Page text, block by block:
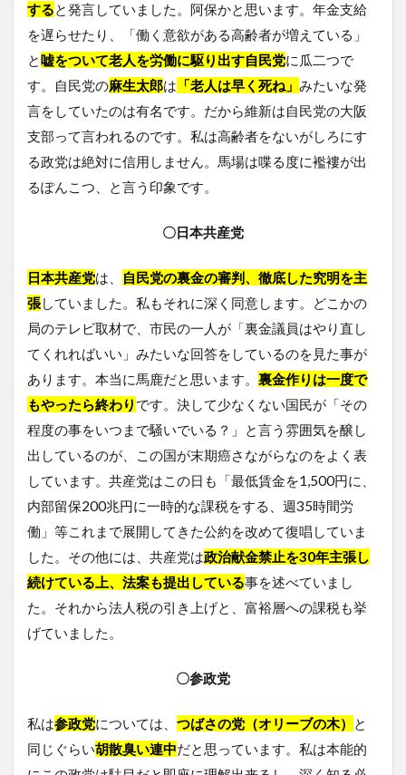
すると発言していました。阿保かと思います。年金支給
を遅らせたり、「働く意欲がある高齢者が増えている」
と嘘をついて老人を労働に駆り出す自民党に瓜二つで
す。自民党の麻生太郎は 「老人は早く死ね」 みたいな発
言をしていたのは有名です。だから維新は自民党の大阪
支部って言われるのです。私は高齢者をないがしろにす
る政党は絶対に信用しません。馬場は喋る度に襤褸が出
るぽんこつ、と言う印象です。
〇日本共産党
日本共産党は、
自民党の裏金の審判、徹底した究明を主
張していました。私もそれに深く同意します。どこかの
局のテレビ取材で、市民の一人が「裏金議員はやり直し
てくれればいい」みたいな回答をしているのを見た事が
あります。本当に馬鹿だと思います。 裏金作りは一度で
もやったら終わり です。決して少なくない国民が「その
程度の事をいつまで騒いでいる？」と言う雰囲気を醸し
出しているのが、この国が末期癌さながらなのをよく表
しています。共産党はこの日も「最低賃金を1,500円に、
内部留保200兆円に一時的な課税をする、週35時間労
働」等これまで展開してきた公約を改めて復唱していま
した。その他には、共産党は政治献金禁止を30年主張し
続けている上、法案も提出している事を述べていまし
た。それから法人税の引き上げと、富裕層への課税も挙
げていました。
〇参政党
私は参政党については、 つばさの党（オリーブの木）
と
同じぐらい胡散臭い連中だと思っています。私は本能的